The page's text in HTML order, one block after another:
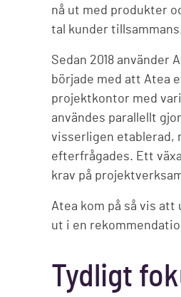
nå ut med produkter
tal kunder
Sedan 2018 använder
började med att Atea
projektkontor med
användes parallellt
visserligen etablerad,
efterfrågades. Ett
krav på
Atea kom på så vis att
ut i en
Tydligt